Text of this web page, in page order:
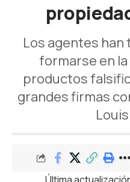
Los agentes han
formarse en
productos
grandes firmas